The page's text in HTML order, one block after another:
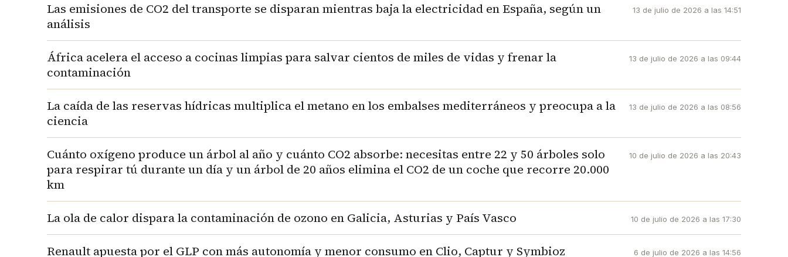
Las emisiones de CO2 del transporte se disparan mientras baja la electricidad en España, según un
análisis
13 de julio de 2026 a las 14:51
África acelera el acceso a cocinas limpias para salvar cientos de miles de vidas y frenar la
contaminación
13 de julio de 2026 a las 09:44
La caída de las reservas hídricas multiplica el metano en los embalses mediterráneos y preocupa a la
ciencia
13 de julio de 2026 a las 08:56
Cuánto oxígeno produce un árbol al año y cuánto CO2 absorbe: necesitas entre 22 y 50 árboles solo
para respirar tú durante un día y un árbol de 20 años elimina el CO2 de un coche que recorre 20.000
km
10 de julio de 2026 a las 20:43
La ola de calor dispara la contaminación de ozono en Galicia, Asturias y País Vasco 10 de julio de 2026 a las 17:30
Renault apuesta por el GLP con más autonomía y menor consumo en Clio, Captur y Symbioz 6 de julio de 2026 a las 14:56